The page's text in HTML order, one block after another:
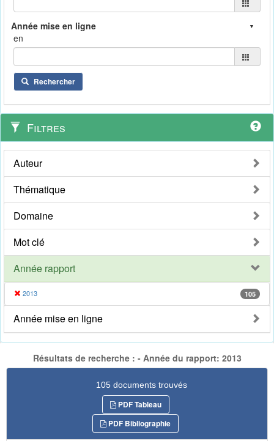
en
Rechercher
Filtres
Auteur
Thématique
Domaine
Mot clé
Année rapport
2013 105
Année mise en ligne
Résultats de recherche : - Année du rapport: 2013
105 documents trouvés
PDF Tableau
PDF Bibliographie